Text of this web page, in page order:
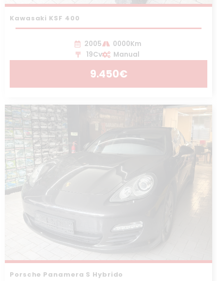
Kawasaki KSF 400
2005
0000Km
19Cv
Manual
9.450€
Porsche Panamera S Hybrido